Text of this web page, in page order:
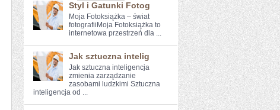
Styl i Gatunki Fotog
Moja Fotoksiążka – świat
fotografiiMoja Fotoksiążka to
internetowa przestrzeń dla ...
Jak sztuczna intelig
Jak sztuczna inteligencja
zmienia zarządzanie
zasobami ludzkimi Sztuczna
inteligencja od ...